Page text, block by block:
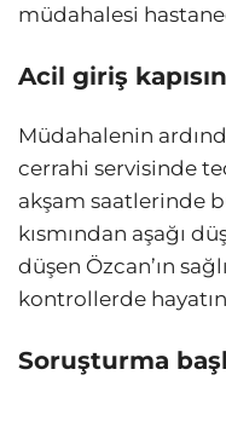
müdahalesi
Acil giriş
Müdahalenin
cerrahi servisinde
akşam saatlerinde
kısmından aşağı
düşen Özcan’ın
kontrollerde
Soruşturma